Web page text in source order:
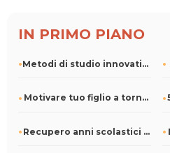
IN PRIMO PIANO
Metodi di studio innovativi: la personalizzazione incontra l
Motivare tuo figlio a tornare a scuola
Recupero anni scolastici a Borgo San Siro